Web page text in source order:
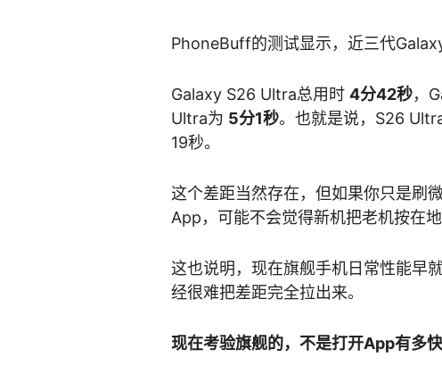
PhoneBuff的测试显示，近三代
Galaxy S26 Ultra总用时 4分42秒，
Ultra为 5分1秒。也就是说，S26
19秒。
这个差距当然存在，但如果你只是刷
App，可能不会觉得新机把老机按在地
这也说明，现在旗舰手机日常性能早
经很难把差距完全拉出来。
现在考验旗舰的，不是打开App有多